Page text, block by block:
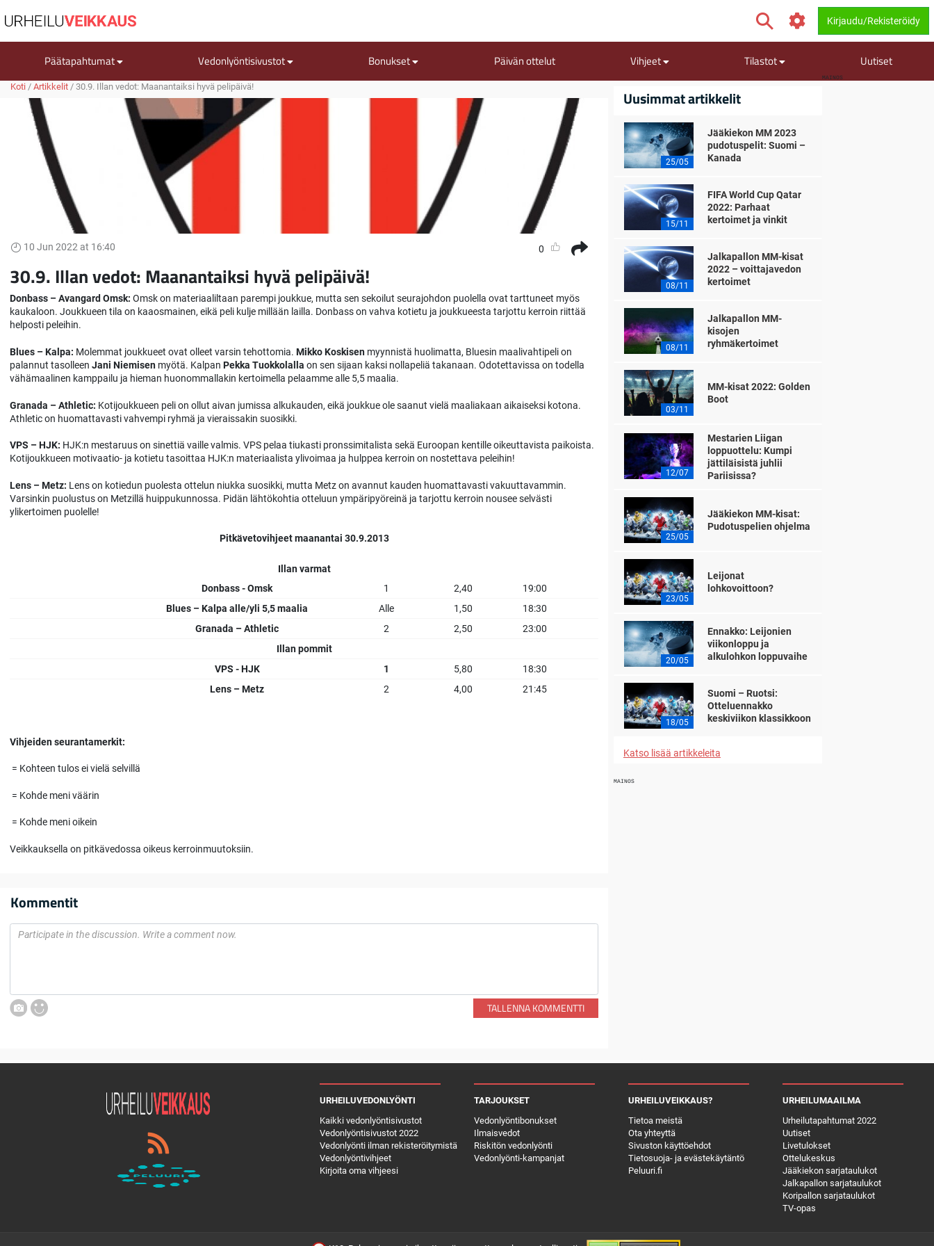
Kirjaudu/Rekisteröidy
Päätapahtumat Vedonlyöntisivustot Bonukset Päivän ottelut Vihjeet Tilastot Uutiset
MAINOS
Koti / Artikkelit / 30.9. Illan vedot: Maanantaiksi hyvä pelipäivä!
10 Jun 2022 at 16:40 0
30.9. Illan vedot: Maanantaiksi hyvä pelipäivä!
Donbass – Avangard Omsk: Omsk on materiaaliltaan parempi joukkue, mutta sen sekoilut seurajohdon puolella ovat tarttuneet myös
kaukaloon. Joukkueen tila on kaaosmainen, eikä peli kulje millään lailla. Donbass on vahva kotietu ja joukkueesta tarjottu kerroin riittää
helposti peleihin.
Blues – Kalpa: Molemmat joukkueet ovat olleet varsin tehottomia. Mikko Koskisen myynnistä huolimatta, Bluesin maalivahtipeli on
palannut tasolleen Jani Niemisen myötä. Kalpan Pekka Tuokkolalla on sen sijaan kaksi nollapeliä takanaan. Odotettavissa on todella
vähämaalinen kamppailu ja hieman huonommallakin kertoimella pelaamme alle 5,5 maalia.
Granada – Athletic: Kotijoukkueen peli on ollut aivan jumissa alkukauden, eikä joukkue ole saanut vielä maaliakaan aikaiseksi kotona.
Athletic on huomattavasti vahvempi ryhmä ja vieraissakin suosikki.
VPS – HJK: HJK:n mestaruus on sinettiä vaille valmis. VPS pelaa tiukasti pronssimitalista sekä Euroopan kentille oikeuttavista paikoista.
Kotijoukkueen motivaatio- ja kotietu tasoittaa HJK:n materiaalista ylivoimaa ja hulppea kerroin on nostettava peleihin!
Lens – Metz: Lens on kotiedun puolesta ottelun niukka suosikki, mutta Metz on avannut kauden huomattavasti vakuuttavammin.
Varsinkin puolustus on Metzillä huippukunnossa. Pidän lähtökohtia otteluun ympäripyöreinä ja tarjottu kerroin nousee selvästi
ylikertoimen puolelle!
Pitkävetovihjeet maanantai 30.9.2013
Illan varmat
Donbass - Omsk
1 2,40
19:00
Blues – Kalpa alle/yli 5,5 maalia
Alle 1,50
18:30
Granada – Athletic
2 2,50
23:00
Illan pommit
VPS - HJK
1 5,80
18:30
Lens – Metz
2 4,00 21:45
Vihjeiden seurantamerkit:
= Kohteen tulos ei vielä selvillä
= Kohde meni väärin
= Kohde meni oikein
Veikkauksella on pitkävedossa oikeus kerroinmuutoksiin.
Kommentit
TALLENNA KOMMENTTI
Uusimmat artikkelit
25/05
Jääkiekon MM 2023
pudotuspelit: Suomi –
Kanada
15/11
FIFA World Cup Qatar
2022: Parhaat
kertoimet ja vinkit
08/11
Jalkapallon MM-kisat
2022 – voittajavedon
kertoimet
08/11
Jalkapallon MM-
kisojen
ryhmäkertoimet
03/11
MM-kisat 2022: Golden
Boot
12/07
Mestarien Liigan
loppuottelu: Kumpi
jättiläisistä juhlii
Pariisissa?
25/05
Jääkiekon MM-kisat:
Pudotuspelien ohjelma
23/05
Leijonat
lohkovoittoon?
20/05
Ennakko: Leijonien
viikonloppu ja
alkulohkon loppuvaihe
18/05
Suomi – Ruotsi:
Otteluennakko
keskiviikon klassikkoon
Katso lisää artikkeleita
MAINOS
URHEILUVEDONLYÖNTI
Kaikki vedonlyöntisivustot
Vedonlyöntisivustot 2022
Vedonlyönti ilman rekisteröitymistä
Vedonlyöntivihjeet
Kirjoita oma vihjeesi
TARJOUKSET
Vedonlyöntibonukset
Ilmaisvedot
Riskitön vedonlyönti
Vedonlyönti-kampanjat
URHEILUVEIKKAUS?
Tietoa meistä
Ota yhteyttä
Sivuston käyttöehdot
Tietosuoja- ja evästekäytäntö
Peluuri.fi
URHEILUMAAILMA
Urheilutapahtumat 2022
Uutiset
Livetulokset
Ottelukeskus
Jääkiekon sarjataulukot
Jalkapallon sarjataulukot
Koripallon sarjataulukot
TV-opas